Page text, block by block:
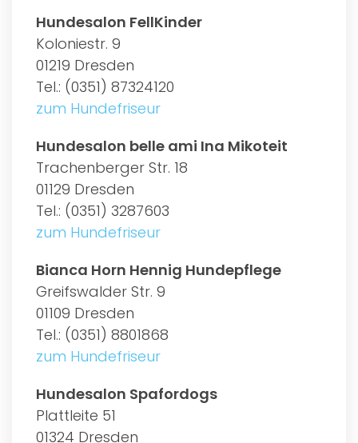
Hundesalon FellKinder
Koloniestr. 9
01219 Dresden
Tel.: (0351) 87324120
zum Hundefriseur
Hundesalon belle ami Ina Mikoteit
Trachenberger Str. 18
01129 Dresden
Tel.: (0351) 3287603
zum Hundefriseur
Bianca Horn Hennig Hundepflege
Greifswalder Str. 9
01109 Dresden
Tel.: (0351) 8801868
zum Hundefriseur
Hundesalon Spafordogs
Plattleite 51
01324 Dresden